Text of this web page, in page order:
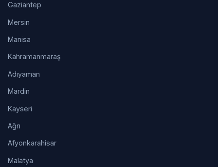
Gaziantep
Mersin
Manisa
Kahramanmaraş
Adıyaman
Mardin
Kayseri
Ağrı
Afyonkarahisar
Malatya